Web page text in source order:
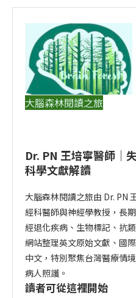
大腦森林閱讀之旅
Dr. PN 王培寧醫師｜
科學文獻解讀
大腦森林閱讀之旅由 Dr. PN
經科醫師與神經學教授，長
經退化疾病、生物標記、抗
網站整理英文原始文獻、國
中文，特別聚焦台灣醫療情
病人照護。
讀者可從這裡開始